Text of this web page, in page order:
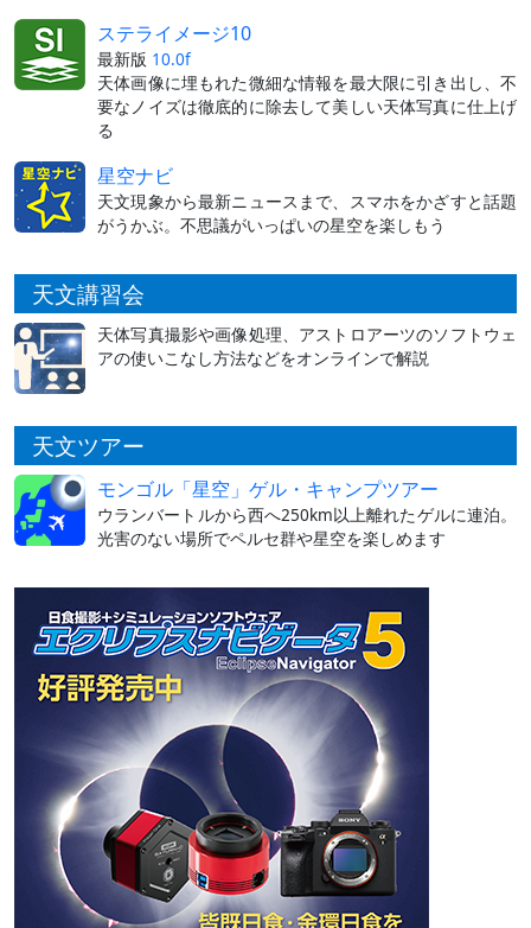
ステライメージ10
最新版 10.0f
天体画像に埋もれた微細な情報を最大限に引き出し、不
要なノイズは徹底的に除去して美しい天体写真に仕上げ
る
星空ナビ
天文現象から最新ニュースまで、スマホをかざすと話題
がうかぶ。不思議がいっぱいの星空を楽しもう
天文講習会
天体写真撮影や画像処理、アストロアーツのソフトウェ
アの使いこなし方法などをオンラインで解説
天文ツアー
モンゴル「星空」ゲル・キャンプツアー
ウランバートルから西へ250km以上離れたゲルに連泊。
光害のない場所でペルセ群や星空を楽しめます